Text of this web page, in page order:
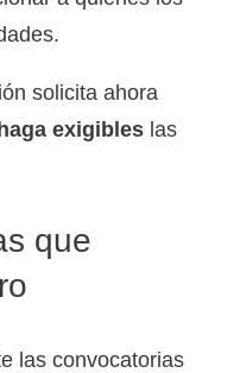
solicita ahora
exigibles las
que
las convocatorias